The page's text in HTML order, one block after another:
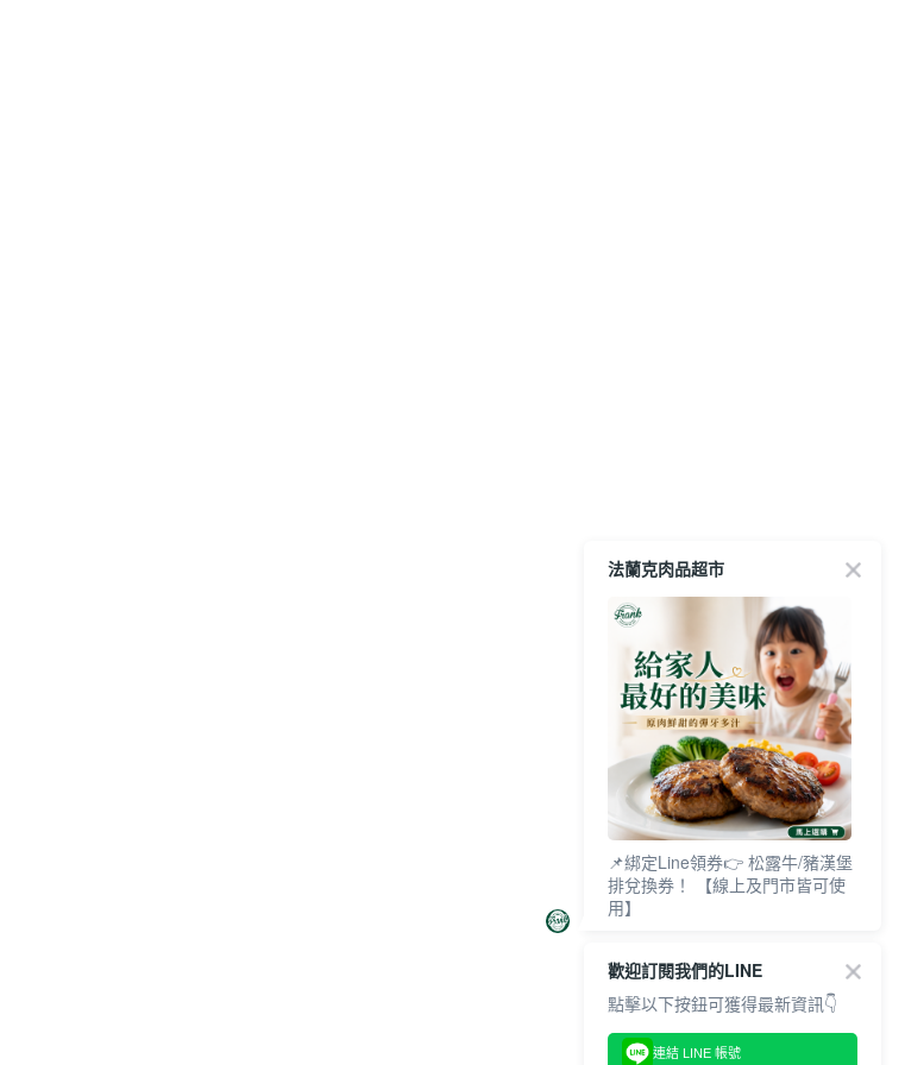
法蘭克肉品超市
📌綁定Line領券👉 松露牛/豬漢堡
排兌換券！ 【線上及門市皆可使
用】
歡迎訂閱我們的LINE
點擊以下按鈕可獲得最新資訊👇
連結 LINE 帳號